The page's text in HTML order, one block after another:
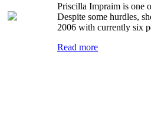
Priscilla Impraim is one
Despite some hurdles,
2006 with currently six
Read more